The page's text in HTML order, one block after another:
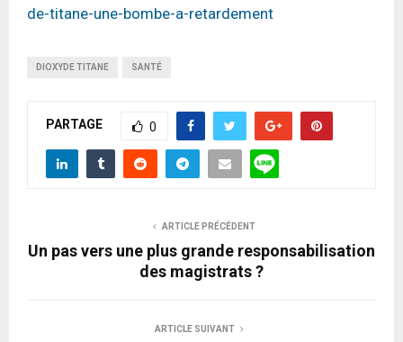
de-titane-une-bombe-a-retardement
DIOXYDE TITANE SANTÉ
PARTAGE 0
ARTICLE PRÉCÉDENT
Un pas vers une plus grande responsabilisation
des magistrats ?
ARTICLE SUIVANT